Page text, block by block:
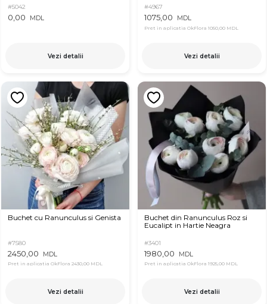
#5042
0,00 MDL
Vezi detalii
#4967
1075,00 MDL
Pret in aplicatia OkFlora 1050,00 MDL
Vezi detalii
Buchet cu Ranunculus si Genista
#7580
2450,00 MDL
Pret in aplicatia OkFlora 2430,00 MDL
Vezi detalii
Buchet din Ranunculus Roz si
Eucalipt in Hartie Neagra
#3401
1980,00 MDL
Pret in aplicatia OkFlora 1925,00 MDL
Vezi detalii